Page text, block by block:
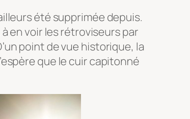
été supprimée depuis.
en voir les rétroviseurs par
point de vue historique, la
que le cuir capitonné